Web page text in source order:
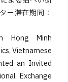
ー滞在期間：
Hong Minh
Vietnamese
an Invited
Exchange